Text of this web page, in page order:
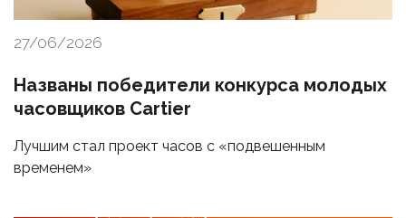
27/06/2026
Названы победители конкурса молодых
часовщиков Cartier
Лучшим стал проект часов с «подвешенным
временем»